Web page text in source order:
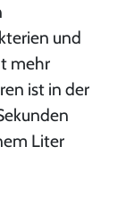
und
mehr
ist in der
Liter